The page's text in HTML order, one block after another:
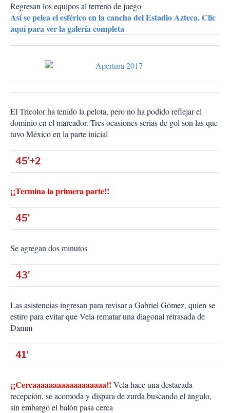
Regresan los equipos al terreno de juego
Así se pelea el esférico en la cancha del Estadio Azteca. Clic
aquí para ver la galería completa
El Tricolor ha tenido la pelota, pero no ha podido reflejar el
dominio en el marcador. Tres ocasiones serias de gol son las que
tuvo México en la parte inicial
45'+2
¡¡Termina la primera parte!!
45'
Se agregan dos minutos
43'
Las asistencias ingresan para revisar a Gabriel Gómez, quien se
estiro para evitar que Vela rematar una diagonal retrasada de
Damm
41'
¡¡Cercaaaaaaaaaaaaaaaaaa!! Vela hace una destacada
recepción, se acomoda y dispara de zurda buscando el ángulo,
sin embargo el balón pasa cerca